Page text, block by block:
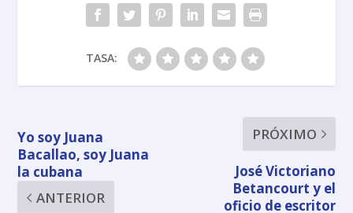
TASA:
Yo soy Juana
Bacallao, soy Juana
la cubana
ANTERIOR
PRÓXIMO
José Victoriano
Betancourt y el
oficio de escritor